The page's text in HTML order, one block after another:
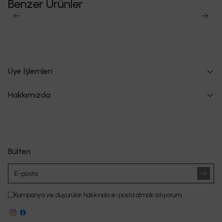
Benzer Ürünler
Üye İşlemleri
Hakkımızda
Bülten
Kampanya ve duyurular hakkında e-posta almak istiyorum.